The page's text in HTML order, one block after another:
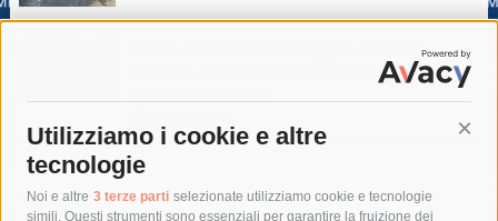
Utilizziamo i cookie e altre
tecnologie
Noi e altre 3 terze parti selezionate utilizziamo cookie e tecnologie
simili. Questi strumenti sono essenziali per garantire la fruizione dei
Nostra”, odio social contro la giunta.
Ipotesi denuncia
Tag